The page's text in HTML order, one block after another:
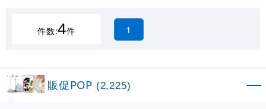
件数:4件 1
販促POP (2,225)